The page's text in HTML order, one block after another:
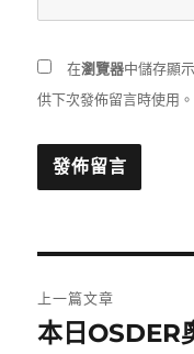
在瀏覽器中儲存顯
供下次發佈留言時使用。
章
上一篇文章
上
本日OSDER